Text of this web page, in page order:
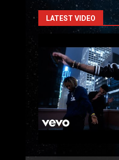
LATEST VIDEO